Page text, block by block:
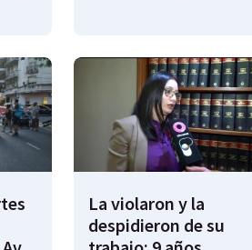
La violaron y la
despidieron de su